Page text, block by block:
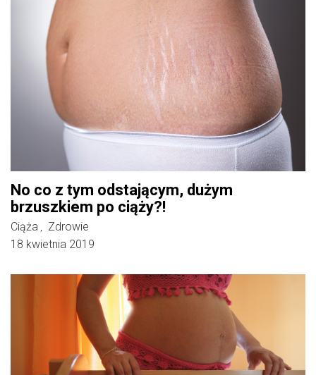
No co z tym odstającym, dużym
brzuszkiem po ciąży?!
Ciąża ,
Zdrowie
18 kwietnia 2019